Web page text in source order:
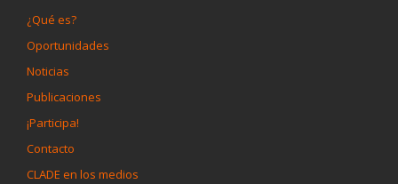
¿Qué es?
Oportunidades
Noticias
Publicaciones
¡Participa!
Contacto
CLADE en los medios